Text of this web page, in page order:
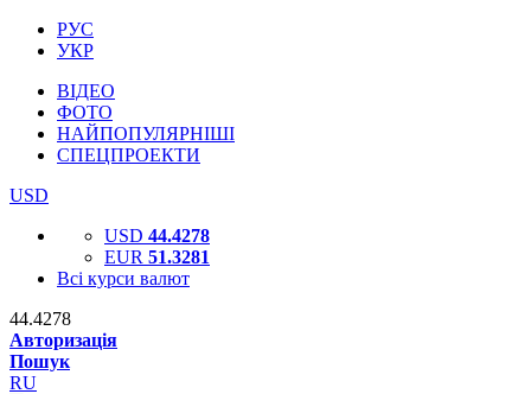
РУС
УКР
ВІДЕО
ФОТО
НАЙПОПУЛЯРНІШІ
СПЕЦПРОЕКТИ
USD
USD 44.4278
EUR 51.3281
Всі курси валют
44.4278
Авторизація
Пошук
RU